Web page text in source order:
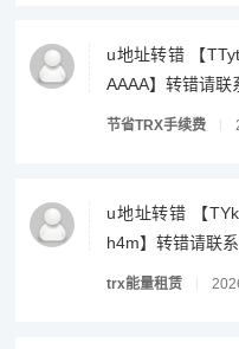
u地址转错 【
AAAA】转错请联
节省TRX手续费
u地址转错 【
h4m】转错请联
trx能量租赁